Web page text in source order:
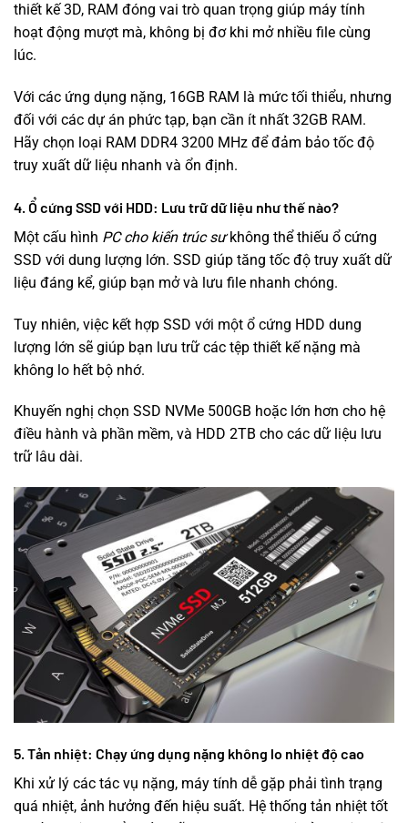
thiết kế 3D, RAM đóng vai trò quan trọng giúp máy tính
hoạt động mượt mà, không bị đơ khi mở nhiều file cùng
lúc.
Với các ứng dụng nặng, 16GB RAM là mức tối thiểu, nhưng
đối với các dự án phức tạp, bạn cần ít nhất 32GB RAM.
Hãy chọn loại RAM DDR4 3200 MHz để đảm bảo tốc độ
truy xuất dữ liệu nhanh và ổn định.
4. Ổ cứng SSD với HDD: Lưu trữ dữ liệu như thế nào?
Một cấu hình PC cho kiến trúc sưkhông thể thiếu ổ cứng
SSD với dung lượng lớn. SSD giúp tăng tốc độ truy xuất dữ
liệu đáng kể, giúp bạn mở và lưu file nhanh chóng.
Tuy nhiên, việc kết hợp SSD với một ổ cứng HDD dung
lượng lớn sẽ giúp bạn lưu trữ các tệp thiết kế nặng mà
không lo hết bộ nhớ.
Khuyến nghị chọn SSD NVMe 500GB hoặc lớn hơn cho hệ
điều hành và phần mềm, và HDD 2TB cho các dữ liệu lưu
trữ lâu dài.
5. Tản nhiệt: Chạy ứng dụng nặng không lo nhiệt độ cao
Khi xử lý các tác vụ nặng, máy tính dễ gặp phải tình trạng
quá nhiệt, ảnh hưởng đến hiệu suất. Hệ thống tản nhiệt tốt